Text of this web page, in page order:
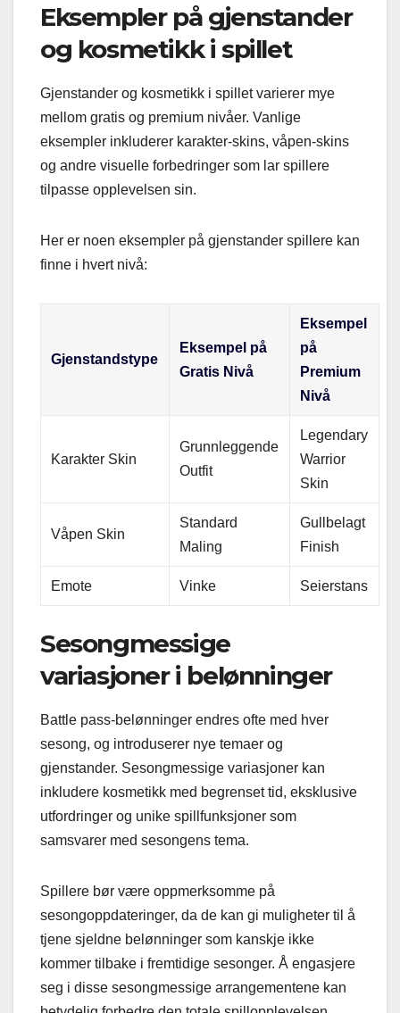
Eksempler på gjenstander
og kosmetikk i spillet
Gjenstander og kosmetikk i spillet varierer mye
mellom gratis og premium nivåer. Vanlige
eksempler inkluderer karakter-skins, våpen-skins
og andre visuelle forbedringer som lar spillere
tilpasse opplevelsen sin.
Her er noen eksempler på gjenstander spillere kan
finne i hvert nivå:
Gjenstandstype
Eksempel på
Gratis Nivå
Eksempel
på
Premium
Nivå
Karakter Skin
Grunnleggende
Outfit
Legendary
Warrior
Skin
Våpen Skin
Standard
Maling
Gullbelagt
Finish
Emote Vinke Seierstans
Sesongmessige
variasjoner i belønninger
Battle pass-belønninger endres ofte med hver
sesong, og introduserer nye temaer og
gjenstander. Sesongmessige variasjoner kan
inkludere kosmetikk med begrenset tid, eksklusive
utfordringer og unike spillfunksjoner som
samsvarer med sesongens tema.
Spillere bør være oppmerksomme på
sesongoppdateringer, da de kan gi muligheter til å
tjene sjeldne belønninger som kanskje ikke
kommer tilbake i fremtidige sesonger. Å engasjere
seg i disse sesongmessige arrangementene kan